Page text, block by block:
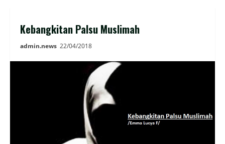
Kebangkitan Palsu Muslimah
admin.news 22/04/2018